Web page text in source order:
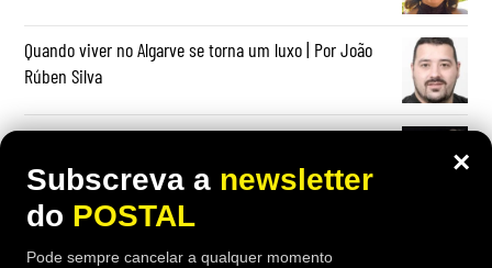
Quando viver no Algarve se torna um luxo | Por João
Rúben Silva
Um olho no burro, outro no cigano | Por José Figueiredo
Santos
EUROPE DIRECT ALGARVE
×
Subscreva a newsletter
do POSTAL
Pode sempre cancelar a qualquer momento